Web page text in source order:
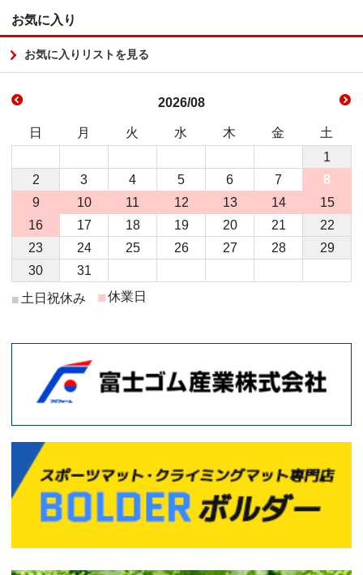
お気に入り
お気に入りリストを見る
2026/08
日 月 火 水 木 金
土
1
2
3 4 5 6 7
8
9
10 11 12 13 14
15
16
17 18 19 20 21
22
23
24 25 26 27 28
29
30
31
■ 土日祝休み ■休業日